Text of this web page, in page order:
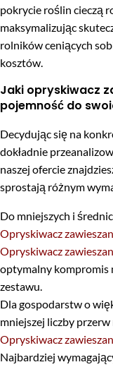
pokrycie roślin cieczą
maksymalizując
rolników ceniących
kosztów.
Jaki opryskiwacz
pojemność do
Decydując się na
dokładnie
naszej ofercie
sprostają różnym
Do mniejszych i
Opryskiwacz
Opryskiwacz
optymalny kompromis
zestawu.
Dla gospodarstw o
mniejszej liczby
Opryskiwacz
Najbardziej